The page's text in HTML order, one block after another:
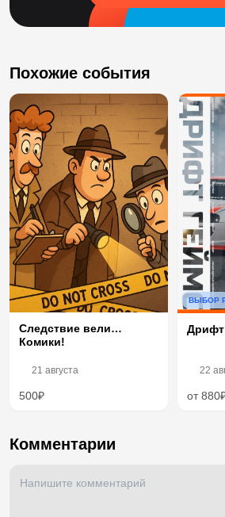
Похожие события
Следствие вели…
Комики!
21 августа
500₽
ВЫБОР
Дрифт
22
от
Комментарии